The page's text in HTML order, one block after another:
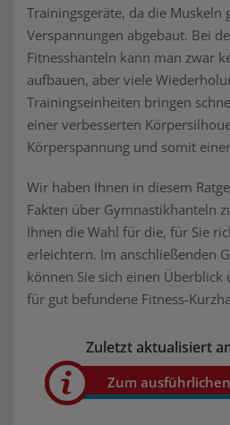
Trainingsgeräte, da die Muskeln
Verspannungen abgebaut. Bei
Fitnesshanteln kann man zwar
aufbauen, aber viele
Trainingseinheiten bringen
einer verbesserten
Körperspannung und somit
Wir haben Ihnen in diesem
Fakten über Gymnastikhanteln
Ihnen die Wahl für die, für Sie
erleichtern. Im anschließenden
können Sie sich einen Überblick
für gut befundene Fitness-
Zuletzt aktualisiert
Zum